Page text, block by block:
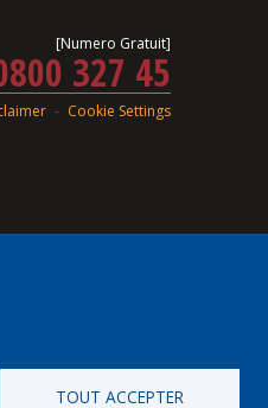
[Numero Gratuit]
327 45
Cookie Settings
TOUT ACCEPTER